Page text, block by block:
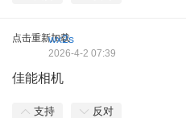
点击重新加载
wx2s
2026-4-2 07:39
佳能相机
支持 反对